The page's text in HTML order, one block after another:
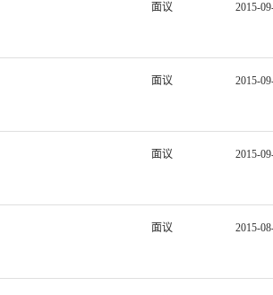
面议 2015-
面议 2015-
面议 2015-
面议 2015-